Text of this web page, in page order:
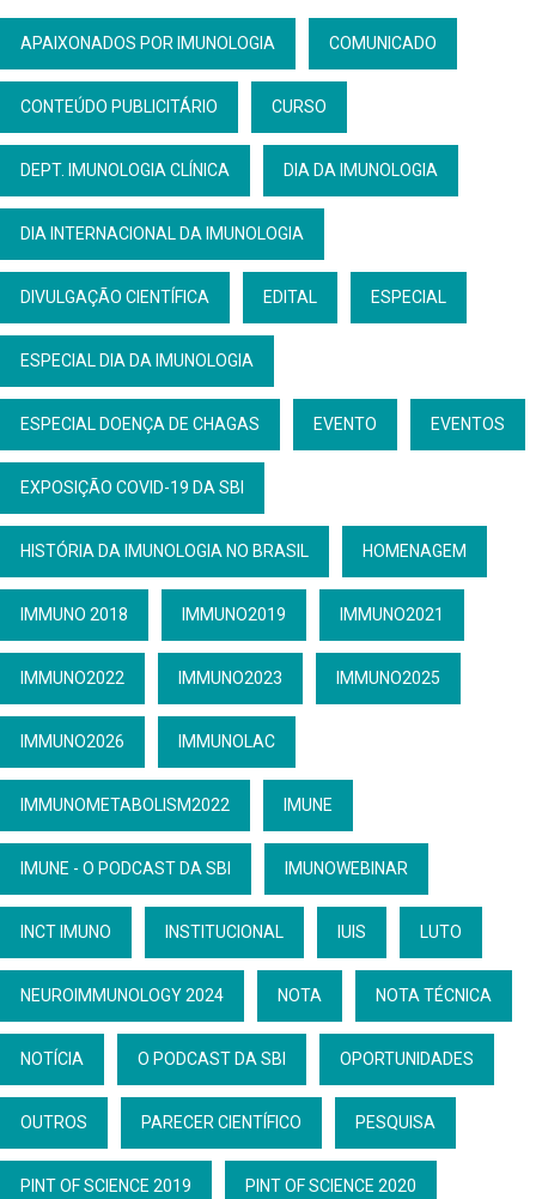
APAIXONADOS POR IMUNOLOGIA COMUNICADO
CONTEÚDO PUBLICITÁRIO CURSO
DEPT. IMUNOLOGIA CLÍNICA DIA DA IMUNOLOGIA
DIA INTERNACIONAL DA IMUNOLOGIA
DIVULGAÇÃO CIENTÍFICA EDITAL ESPECIAL
ESPECIAL DIA DA IMUNOLOGIA
ESPECIAL DOENÇA DE CHAGAS EVENTO EVENTOS
EXPOSIÇÃO COVID-19 DA SBI
HISTÓRIA DA IMUNOLOGIA NO BRASIL HOMENAGEM
IMMUNO 2018 IMMUNO2019 IMMUNO2021
IMMUNO2022 IMMUNO2023 IMMUNO2025
IMMUNO2026 IMMUNOLAC
IMMUNOMETABOLISM2022 IMUNE
IMUNE - O PODCAST DA SBI IMUNOWEBINAR
INCT IMUNO INSTITUCIONAL IUIS LUTO
NEUROIMMUNOLOGY 2024 NOTA NOTA TÉCNICA
NOTÍCIA O PODCAST DA SBI OPORTUNIDADES
OUTROS PARECER CIENTÍFICO PESQUISA
PINT OF SCIENCE 2019 PINT OF SCIENCE 2020